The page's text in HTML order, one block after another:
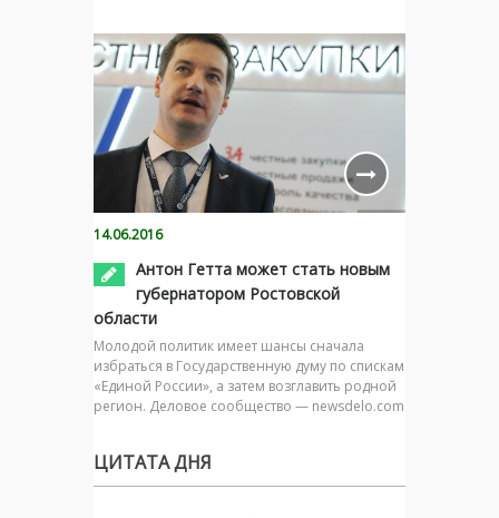
14.06.2016
Антон Гетта может стать новым
губернатором Ростовской
области
Молодой политик имеет шансы сначала
избраться в Государственную думу по спискам
«Единой России», а затем возглавить родной
регион. Деловое сообщество — newsdelo.com
ЦИТАТА ДНЯ